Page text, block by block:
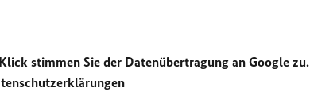
stimmen Sie der Datenübertragung an Google zu.